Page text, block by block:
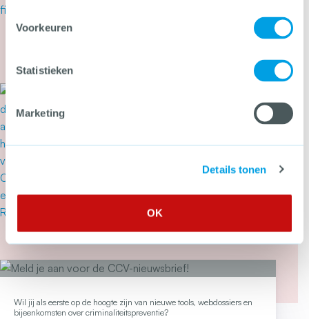
Voorkeuren
Statistieken
Marketing
Details tonen
OK
wetsvoorstel tegen heling en
Meer over Tweede Kamer stemt in met
Meer over ‘Drugslab in woonwijk is
Wil jij als eerste op de hoogte zijn van nieuwe tools, webdossiers en
bijeenkomsten over criminaliteitspreventie?